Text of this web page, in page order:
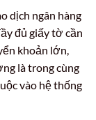
dịch ngân hàng
đủ giấy tờ cần
khoản lớn,
là trong cùng
vào hệ thống